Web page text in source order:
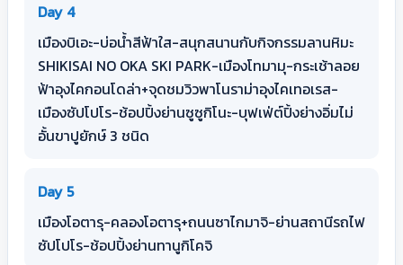
Day 4
เมืองบิเอะ-บ่อน้ำสีฟ้าใส-สนุกสนานกับกิจกรรมลานหิมะ
SHIKISAI NO OKA SKI PARK-เมืองโทมามุ-กระเช้าลอย
ฟ้าอุงไคกอนโดล่า+จุดชมวิวพาโนราม่าอุงไคเทอเรส-
เมืองซัปโปโร-ช้อปปิ้งย่านซูซูกิโนะ-บุฟเฟ่ต์ปิ้งย่างอิ่มไม่
อั้นขาปูยักษ์ 3 ชนิด
Day 5
เมืองโอตารุ-คลองโอตารุ+ถนนซาไกมาจิ-ย่านสถานีรถไฟ
ซัปโปโร-ช้อปปิ้งย่านทานูกิโคจิ